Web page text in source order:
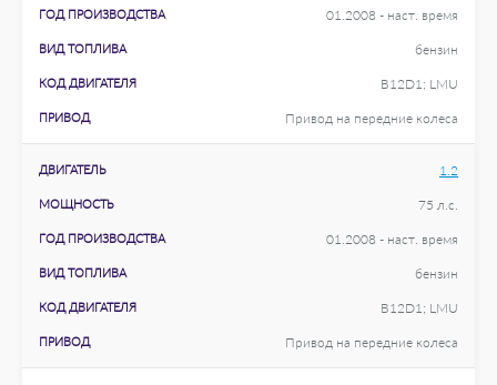
ГОД ПРОИЗВОДСТВА 01.2008 - наст. время
ВИД ТОПЛИВА бензин
КОД ДВИГАТЕЛЯ B12D1; LMU
ПРИВОД Привод на передние колеса
ДВИГАТЕЛЬ 1.2
МОЩНОСТЬ 75 л.с.
ГОД ПРОИЗВОДСТВА 01.2008 - наст. время
ВИД ТОПЛИВА бензин
КОД ДВИГАТЕЛЯ B12D1; LMU
ПРИВОД Привод на передние колеса